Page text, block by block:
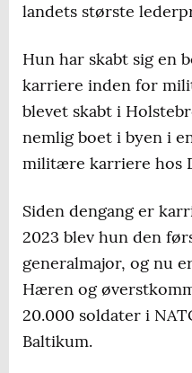
landets største
Hun har skabt sig en
karriere inden for
blevet skabt i
nemlig boet i byen i
militære karriere hos
Siden dengang er
2023 blev hun den
generalmajor, og nu
Hæren og
20.000 soldater i
Baltikum.